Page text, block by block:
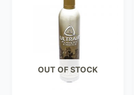
OUT OF STOCK